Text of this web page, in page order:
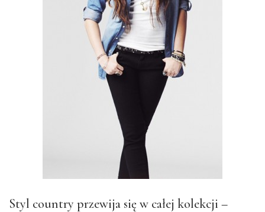
Styl country przewija się w całej kolekcji –